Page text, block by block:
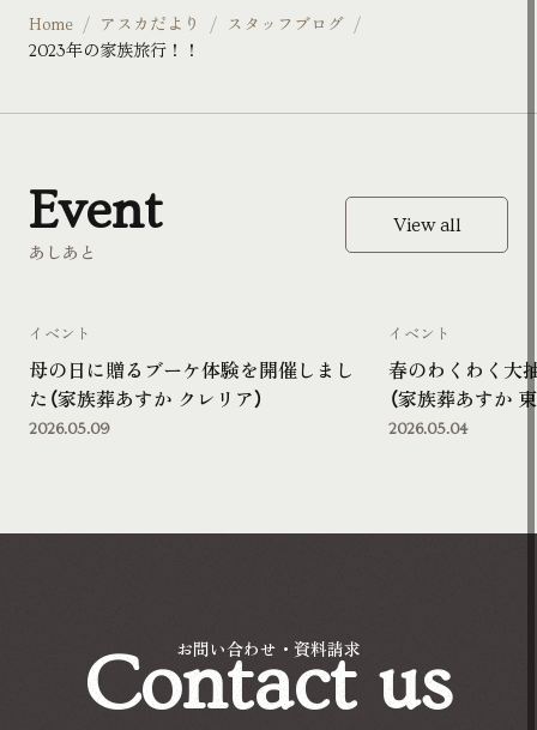
Home アスカだより
スタッフブログ
2023年の家族旅行！！
あしあと
Event View all
母の日に贈るブーケ体験を開催しまし
た（家族葬あすか クレリア）
イベント
2026.05.09
春のわくわく大
（家族葬あすか
イベント
2026.05.04
お問い合わせ・資料請求
Contact us